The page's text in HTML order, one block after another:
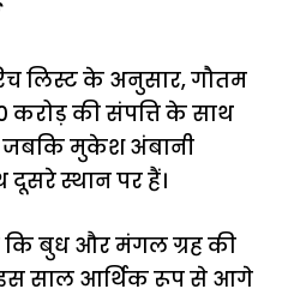
लिस्ट के अनुसार, गौतम
करोड़ की संपत्ति के साथ
जबकि मुकेश अंबानी
दूसरे स्थान पर हैं।
बुध और मंगल ग्रह की
इस साल आर्थिक रूप से आगे